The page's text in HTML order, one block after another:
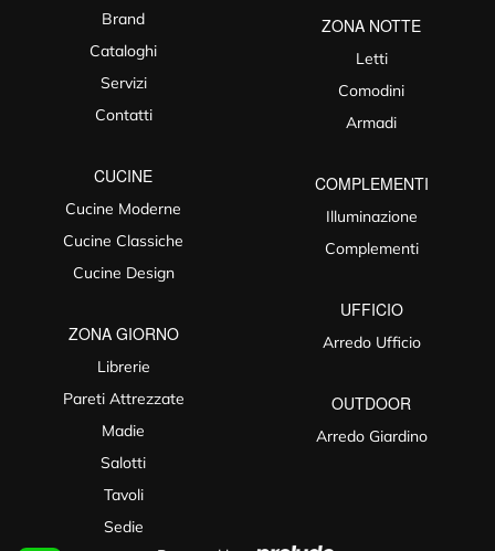
Brand
Cataloghi
Servizi
Contatti
CUCINE
Cucine Moderne
Cucine Classiche
Cucine Design
ZONA GIORNO
Librerie
Pareti Attrezzate
Madie
Salotti
Tavoli
Sedie
ZONA NOTTE
Letti
Comodini
Armadi
COMPLEMENTI
Illuminazione
Complementi
UFFICIO
Arredo Ufficio
OUTDOOR
Arredo Giardino